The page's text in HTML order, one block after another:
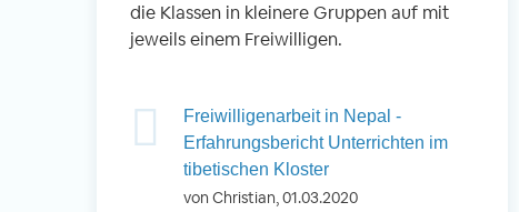
die Klassen in kleinere Gruppen auf mit
jeweils einem Freiwilligen.
Freiwilligenarbeit in Nepal -
Erfahrungsbericht Unterrichten im
tibetischen Kloster
von Christian, 01.03.2020